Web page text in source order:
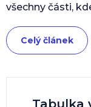
Tabulka
všechny části,
Celý článek